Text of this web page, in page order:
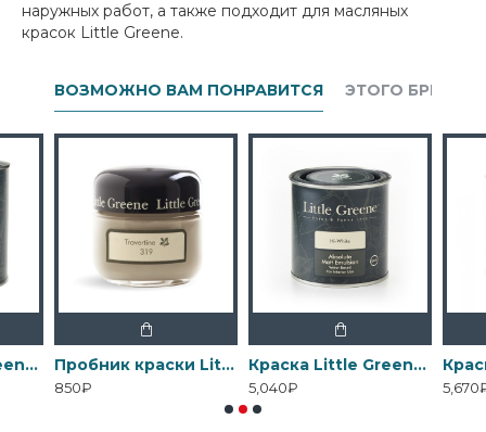
наружных работ, а также подходит для масляных
красок Little Greene.
ВОЗМОЖНО ВАМ ПОНРАВИТСЯ ЭТОГО БРЕНДА
Краска Little Greene Interior Oil Eggshell Пробник краски Little Greene Absolute Matt Emulsion 60 мл
850₽
Краска Little Greene Absolute Matt Emulsion
5,040₽